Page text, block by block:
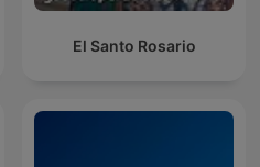
El Santo Rosario